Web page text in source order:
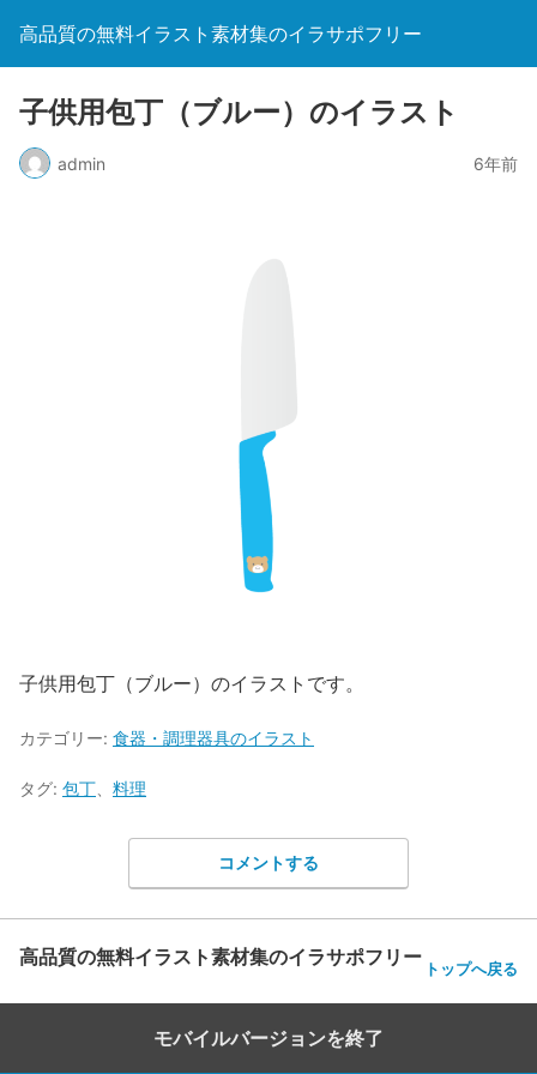
高品質の無料イラスト素材集のイラサポフリー
子供用包丁（ブルー）のイラスト
admin 6年前
子供用包丁（ブルー）のイラストです。
カテゴリー: 食器・調理器具のイラスト
タグ: 包丁 料理
コメントする
高品質の無料イラスト素材集のイラサポフリー トップへ戻る
モバイルバージョンを終了